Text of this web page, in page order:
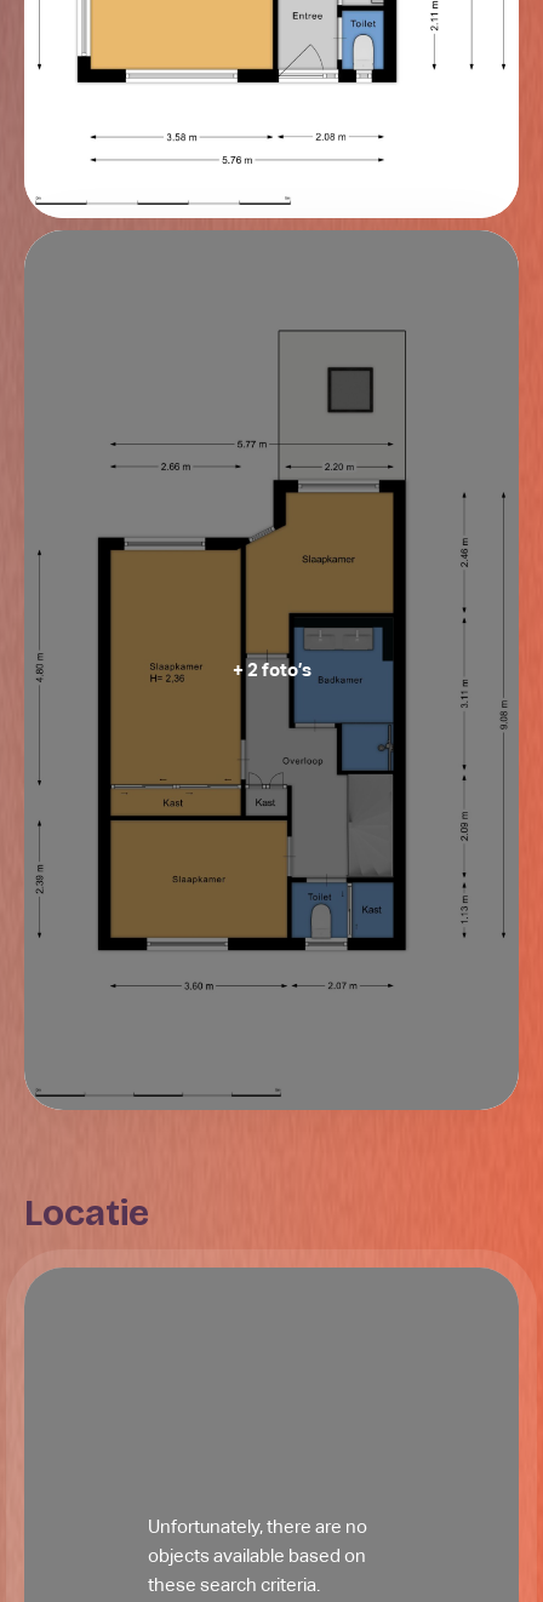
meter geniet je hier van een zee aan ruimte en volop
privacy. Er zijn meerdere terrassen aangelegd, zodat je
op ieder moment van de dag kunt kiezen voor een
is een tweede poortdeur, voor kinderen heel fijn om zo
2012 is de garage aanzienlijk vergroot; de ruimte is
zelfs meer dan verdubbeld. De garage is nu circa 11
van een vaste trap. De garage zelf is in 2 delen
2025 de schutting volledig vernieuwd.
+ 2 foto’s
Locatie
Unfortunately, there are no
objects available based on
these search criteria.